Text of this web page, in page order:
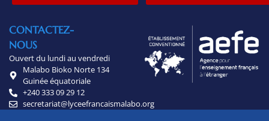
CONTACTEZ-
NOUS
Ouvert du lundi au vendredi
Malabo Bioko Norte 134
Guinée équatoriale
+240 333 09 29 12
secretariat@lyceefrancaismalabo.org